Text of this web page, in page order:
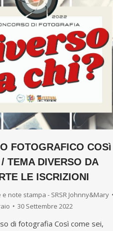
FOTOGRAFICO COSì
TEMA DIVERSO DA
LE ISCRIZIONI
note stampa - SRSR Johnny&Mary
30 Settembre 2022
di fotografia Così come sei,